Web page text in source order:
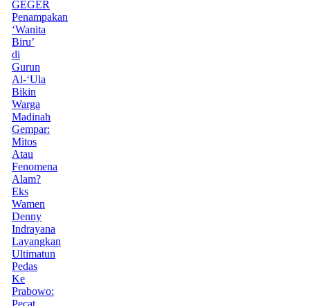
GEGER
Penampakan
‘Wanita
Biru’
di
Gurun
Al-‘Ula
Bikin
Warga
Madinah
Gempar:
Mitos
Atau
Fenomena
Alam?
Eks
Wamen
Denny
Indrayana
Layangkan
Ultimatun
Pedas
Ke
Prabowo:
Pecat